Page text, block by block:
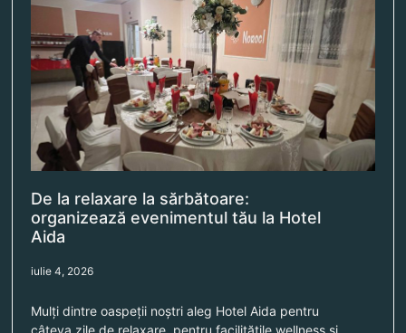
De la relaxare la sărbătoare:
organizează evenimentul tău la Hotel
Aida
iulie 4, 2026
Mulți dintre oaspeții noștri aleg Hotel Aida pentru
câteva zile de relaxare, pentru facilitățile wellness și